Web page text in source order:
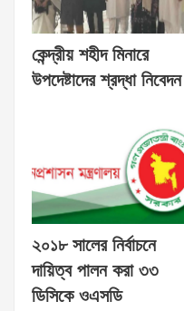
কেন্দ্রীয় শহীদ মিনারে
উপদেষ্টাদের শ্রদ্ধা নিবেদন
২০১৮ সালের নির্বাচনে
দায়িত্ব পালন করা ৩৩
ডিসিকে ওএসডি